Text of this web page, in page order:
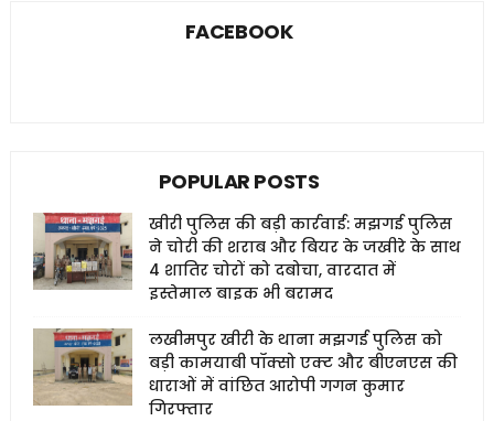
FACEBOOK
POPULAR POSTS
खीरी पुलिस की बड़ी कार्रवाई: मझगई पुलिस
ने चोरी की शराब और बियर के जखीरे के साथ
4 शातिर चोरों को दबोचा, वारदात में
इस्तेमाल बाइक भी बरामद
लखीमपुर खीरी के थाना मझगई पुलिस को
बड़ी कामयाबी पॉक्सो एक्ट और बीएनएस की
धाराओं में वांछित आरोपी गगन कुमार
गिरफ्तार